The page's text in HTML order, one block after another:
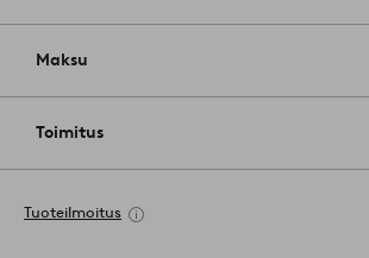
Maksu
Toimitus
Tuoteilmoitus